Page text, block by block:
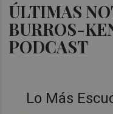
ÚLTIMAS
BURROS-
PODCAST
Lo Más